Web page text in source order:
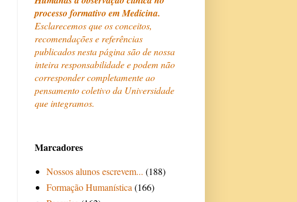
processo formativo em Medicina.
Esclarecemos que os conceitos,
recomendações e referências
publicados nesta página são de nossa
inteira responsabilidade e podem não
corresponder completamente ao
pensamento coletivo da Universidade
que integramos.
Marcadores
Nossos alunos escrevem... (188)
Formação Humanística (166)